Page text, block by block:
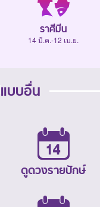
ราศีมีน
14 มี.ค.-12 เม.ย.
บบอื่น
ดูดวงรายปักษ์